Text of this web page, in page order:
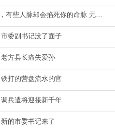
委副书记没了面子
方县长痛失爱孙
打的营盘流水的官
兵遣将迎接新千年
的市委书记来了